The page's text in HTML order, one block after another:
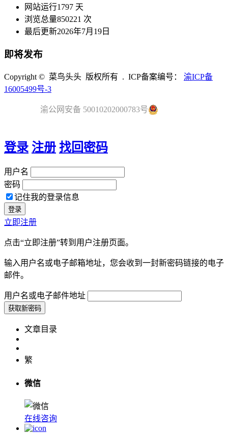
网站运行1797 天
浏览总量850221 次
最后更新2026年7月19日
即将发布
Copyright © 菜鸟头头 版权所有 . ICP备案编号： 渝ICP备
16005499号-3
渝公网安备 50010202000783号
登录 注册 找回密码
用户名
密码
记住我的登录信息
立即注册
点击“立即注册”转到用户注册页面。
输入用户名或电子邮箱地址，您会收到一封新密码链接的电子
邮件。
用户名或电子邮件地址
文章目录
繁
微信
在线咨询